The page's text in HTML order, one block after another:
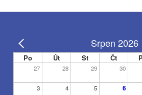
Srpen 2026
Po Út St Čt
27 28 29 30
3 4 5 6